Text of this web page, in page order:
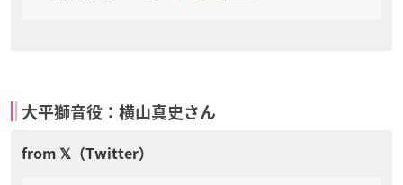
大平獅音役：横山真史さん